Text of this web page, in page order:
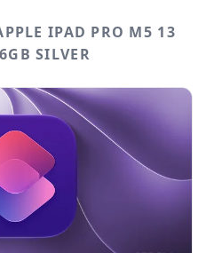
IPAD PRO M5 13
SILVER